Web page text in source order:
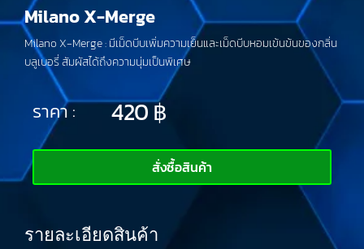
Milano X-Merge
Milano X-Merge : มีเม็ดบีบเพิ่มความเย็นและเม็ดบีบหอมเข้นข้นของกลิ่น
บลูเบอรี่ สัมผัสได้ถึงความนุ่มเป็นพิเศษ
ราคา : 420฿
สั่งซื้อสินค้า
รายละเอียดสินค้า